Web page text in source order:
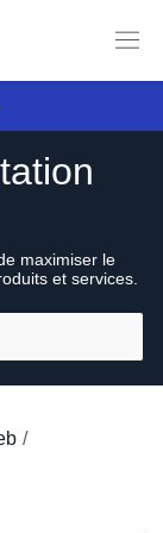
maximiser le
et services.
/